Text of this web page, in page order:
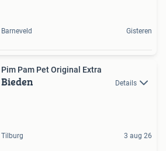
Barneveld Gisteren
Pim Pam Pet Original Extra
Bieden Details
Tilburg 3 aug 26